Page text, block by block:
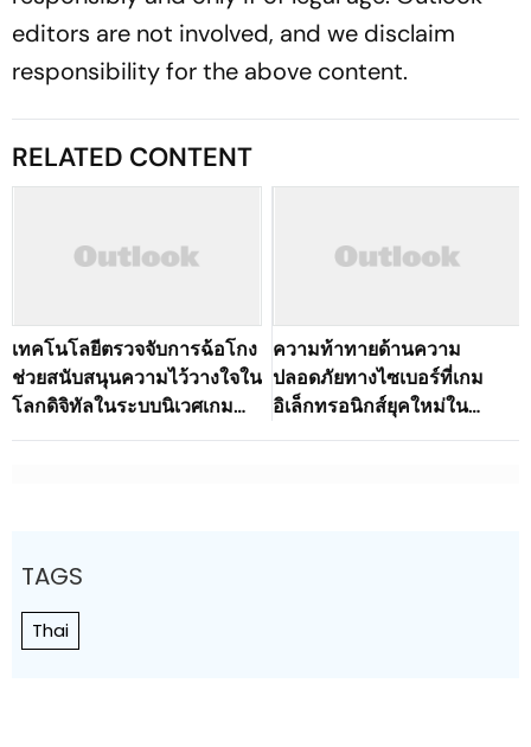
editors are not involved, and we disclaim
responsibility for the above content.
RELATED CONTENT
เทคโนโลยีตรวจจับการฉ้อโกง
ช่วยสนับสนุนความไว้วางใจใน
โลกดิจิทัลในระบบนิเวศเกม
ออนไลน์ของประเทศไทยได้
ความท้าทายด้านความ
ปลอดภัยทางไซเบอร์ที่เกม
อิเล็กทรอนิกส์ยุคใหม่ใน
ประเทศไทยต้องเผชิญ
TAGS
Thai